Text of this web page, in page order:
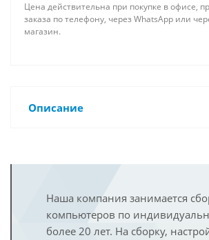
Цена действительна при покупке в офисе,
заказа по телефону, через WhatsApp или
магазин.
Описание
Наша компания занимается
компьютеров по
более 20 лет. На сборку,